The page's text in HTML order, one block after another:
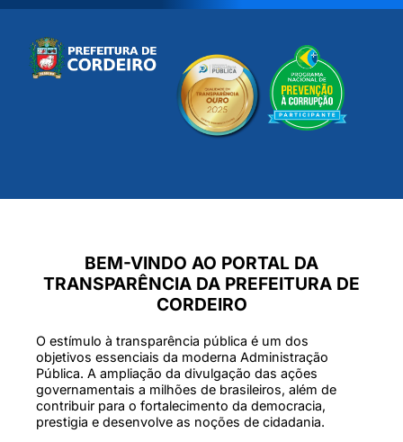
BEM-VINDO AO PORTAL DA
TRANSPARÊNCIA DA PREFEITURA DE
CORDEIRO
O estímulo à transparência pública é um dos
objetivos essenciais da moderna Administração
Pública. A ampliação da divulgação das ações
governamentais a milhões de brasileiros, além de
contribuir para o fortalecimento da democracia,
prestigia e desenvolve as noções de cidadania.